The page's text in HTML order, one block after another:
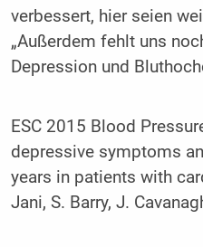
verbessert, hier seien
„Außerdem fehlt uns
Depression und
ESC 2015 Blood
depressive symptoms
years in patients with
Jani, S. Barry, J.